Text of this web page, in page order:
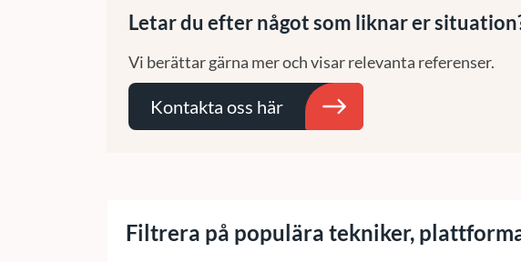
Letar du efter något som liknar er
Vi berättar gärna mer och visar relevanta referenser.
Kontakta oss här
Filtrera på populära tekniker,